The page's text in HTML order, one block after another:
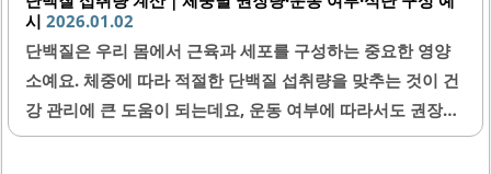
시 2026.01.02
단백질은 우리 몸에서 근육과 세포를 구성하는 중요한 영양
소예요. 체중에 따라 적절한 단백질 섭취량을 맞추는 것이 건
강 관리에 큰 도움이 되는데요, 운동 여부에 따라서도 권장량
이 달라질 수 있어요. 이번 글에서는 체중별 단백질 권장량 계